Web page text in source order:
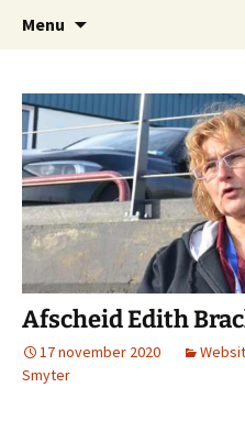
inhoud
OVOS
Oost-Vlaamse
Menu
Afscheid Edith
17 november 2020
Smyter